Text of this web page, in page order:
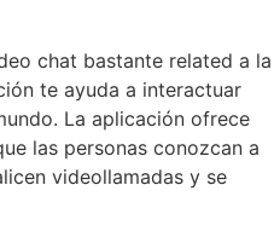
chat bastante related a la
te ayuda a interactuar
La aplicación ofrece
las personas conozcan a
videollamadas y se